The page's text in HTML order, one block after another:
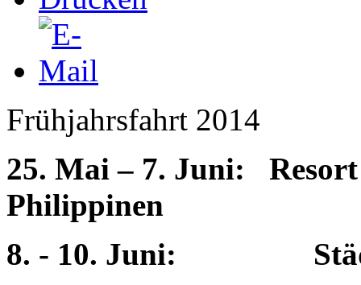
Frühjahrsfahrt 2014
25. Mai – 7. Juni:
Philippinen
8. - 10. Juni: